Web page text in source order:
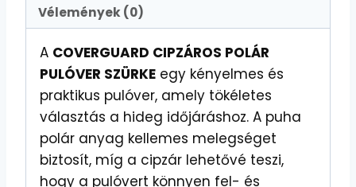
Vélemények (0)
A COVERGUARD CIPZÁROS POLÁR
PULÓVER SZÜRKE egy kényelmes és
praktikus pulóver, amely tökéletes
választás a hideg időjáráshoz. A puha
polár anyag kellemes melegséget
biztosít, míg a cipzár lehetővé teszi,
hogy a pulóvert könnyen fel- és